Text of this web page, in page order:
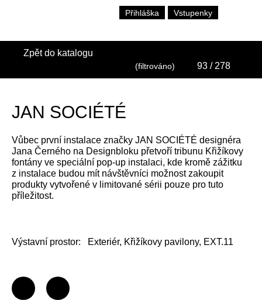
Přihláška Vstupenky
Zpět do katalogu
(filtrováno) 93 / 278
JAN SOCIÉTÉ
Vůbec první instalace značky JAN SOCIÉTÉ designéra
Jana Černého na Designbloku přetvoří tribunu Křižíkovy
fontány ve speciální pop-up instalaci, kde kromě zážitku
z instalace budou mít návštěvníci možnost zakoupit
produkty vytvořené v limitované sérii pouze pro tuto
příležitost.
Výstavní prostor: Exteriér, Křižíkovy pavilony, EXT.11